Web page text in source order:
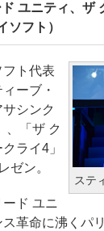
ユニティ、ザ
ソフト）
ステ
ト代表
ーブ・
シンク
、「ザ ク
ライ4」
ゼン。
ド ユニ
革命に沸くパ